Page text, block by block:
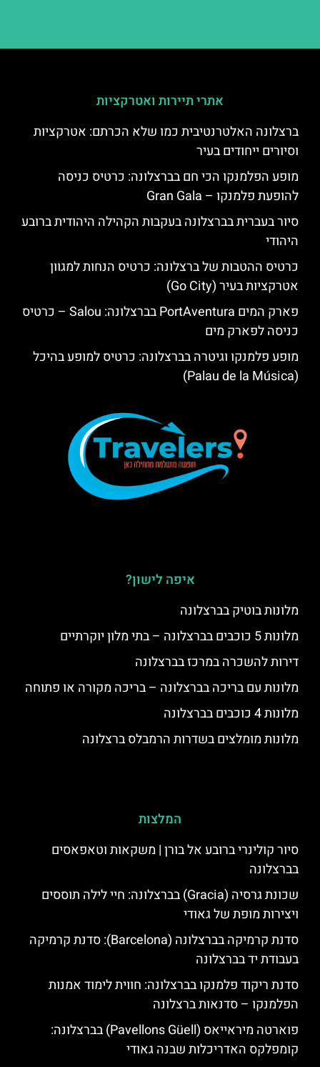
אתרי תיירות ואטרקציות
ברצלונה האלטרנטיבית כמו שלא הכרתם: אטרקציות
וסיורים ייחודים בעיר
מופע הפלמנקו הכי חם בברצלונה: כרטיס כניסה
להופעת פלמנקו – Gran Gala
סיור בעברית בברצלונה בעקבות הקהילה היהודית ברובע
היהודי
כרטיס ההטבות של ברצלונה: כרטיס הנחות למגוון
אטרקציות בעיר (Go City)
פארק המים PortAventura בברצלונה: Salou – כרטיס
כניסה לפארק מים
מופע פלמנקו וגיטרה בברצלונה: כרטיס למופע בהיכל
(Palau de la Música)
איפה לישון?
מלונות בוטיק בברצלונה
מלונות 5 כוכבים בברצלונה – בתי מלון יוקרתיים
דירות להשכרה במרכז בברצלונה
מלונות עם בריכה בברצלונה – בריכה מקורה או פתוחה
מלונות 4 כוכבים בברצלונה
מלונות מומלצים בשדרות הרמבלס ברצלונה
המלצות
סיור קולינרי ברובע אל בורן | משקאות וטאפאסים
בברצלונה
שכונת גרסיה (Gracia) בברצלונה: חיי לילה תוססים
ויצירות מופת של גאודי
סדנת קרמיקה בברצלונה (Barcelona): סדנת קרמיקה
בעבודת יד בברצלונה
סדנת ריקוד פלמנקו בברצלונה: חווית לימוד אמנות
הפלמנקו – סדנאות ברצלונה
פוארטה מיראייאס (Pavellons Güell) בברצלונה:
קומפלקס האדריכלות שבנה גאודי